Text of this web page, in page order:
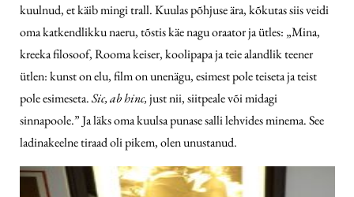
kuulnud, et käib mingi trall. Kuulas põhjuse ära, kõkutas siis veidi
oma katkendlikku naeru, tõstis käe nagu oraator ja ütles: „Mina,
kreeka filosoof, Rooma keiser, koolipapa ja teie alandlik teener
ütlen: kunst on elu, film on unenägu, esimest pole teiseta ja teist
pole esimeseta.Sic, ab hinc,just nii, siitpeale või midagi
sinnapoole.” Ja läks oma kuulsa punase salli lehvides minema. See
ladinakeelne tiraad oli pikem, olen unustanud.